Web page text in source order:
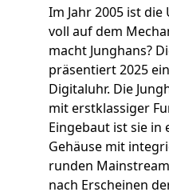
Im Jahr 2005 ist
voll auf dem
macht Junghans?
präsentiert 2025
Digitaluhr. Die
mit erstklassiger
Eingebaut ist sie in
Gehäuse mit
runden
nach Erscheinen